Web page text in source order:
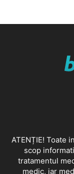
ATENȚIE! Toate
scop
tratamentul
medic, iar